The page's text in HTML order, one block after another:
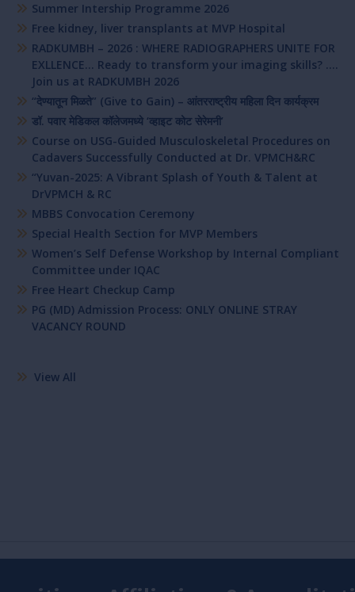
Summer Intership Programme 2026
Free kidney, liver transplants at MVP Hospital
RADKUMBH – 2026 : WHERE RADIOGRAPHERS UNITE FOR
EXLLENCE… Ready to transform your imaging skills? ….
Join us at RADKUMBH 2026
“देण्यातून मिळते” (Give to Gain) – आंतरराष्ट्रीय महिला दिन कार्यक्रम
डॉ. पवार मेडिकल कॉलेजमध्ये ‘व्हाइट कोट सेरेमनी’
Course on USG-Guided Musculoskeletal Procedures on
Cadavers Successfully Conducted at Dr. VPMCH&RC
“Yuvan-2025: A Vibrant Splash of Youth & Talent at
DrVPMCH & RC
MBBS Convocation Ceremony
Special Health Section for MVP Members
Women’s Self Defense Workshop by Internal Compliant
Committee under IQAC
Free Heart Checkup Camp
PG (MD) Admission Process: ONLY ONLINE STRAY
VACANCY ROUND
View All